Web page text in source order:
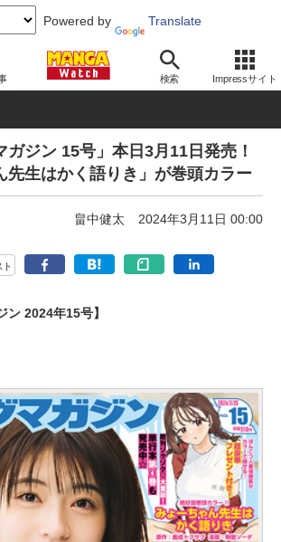
Powered by Translate
検索 Impressサイト
ガジン 15号」本日3月11日発売！
先生はかく語りき」が巻頭カラー
畠中健太 2024年3月11日 00:00
ト
ン 2024年15号】